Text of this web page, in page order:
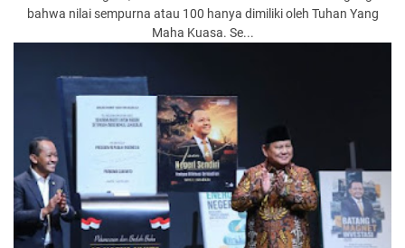
bahwa nilai sempurna atau 100 hanya dimiliki oleh Tuhan Yang
Maha Kuasa. Se...